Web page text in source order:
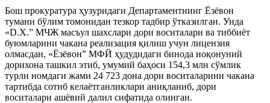
Бош прокуратура ҳузуридаги Департаментнинг Ёзёвон
тумани бўлим томонидан тезкор тадбир ўтказилган. Унда
«D.X.” МЧЖ масъул шахслари дори воситалари ва тиббиёт
буюмларини чакана реализация қилиш учун лицензия
олмасдан, «Ёзёвон” МФЙ ҳудудидаги бинода ноқонуний
дорихона ташкил этиб, умумий баҳоси 154,3 млн сўмлик
турли номдаги жами 24 723 дона дори воситаларини чакана
тартибда сотиб келаётганликлари аниқланиб, дори
воситалари ашёвий далил сифатида олинган.